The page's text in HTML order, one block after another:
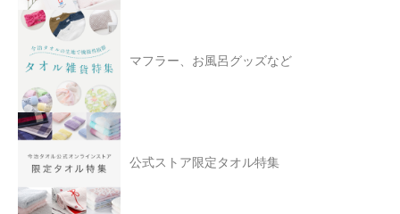
マフラー、お風呂グッズなど
公式ストア限定タオル特集